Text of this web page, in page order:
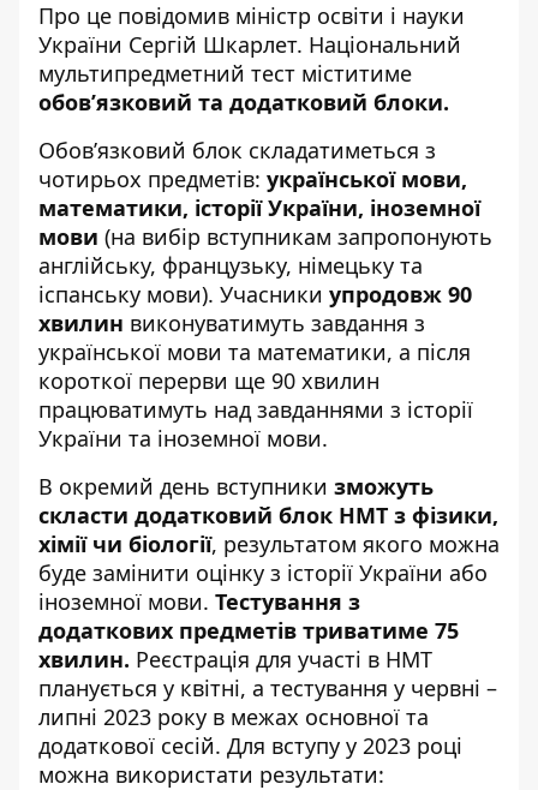
Про це повідомив міністр освіти і науки
України Сергій Шкарлет. Національний
мультипредметний тест міститиме
обов’язковий та додатковий блоки.
Обов’язковий блок складатиметься з
чотирьох предметів: української мови,
математики, історії України, іноземної
мови (на вибір вступникам запропонують
англійську, французьку, німецьку та
іспанську мови). Учасники упродовж 90
хвилин виконуватимуть завдання з
української мови та математики, а після
короткої перерви ще 90 хвилин
працюватимуть над завданнями з історії
України та іноземної мови.
В окремий день вступники зможуть
скласти додатковий блок НМТ з фізики,
хімії чи біології, результатом якого можна
буде замінити оцінку з історії України або
іноземної мови. Тестування з
додаткових предметів триватиме 75
хвилин. Реєстрація для участі в НМТ
планується у квітні, а тестування у червні –
липні 2023 року в межах основної та
додаткової сесій. Для вступу у 2023 році
можна використати результати: